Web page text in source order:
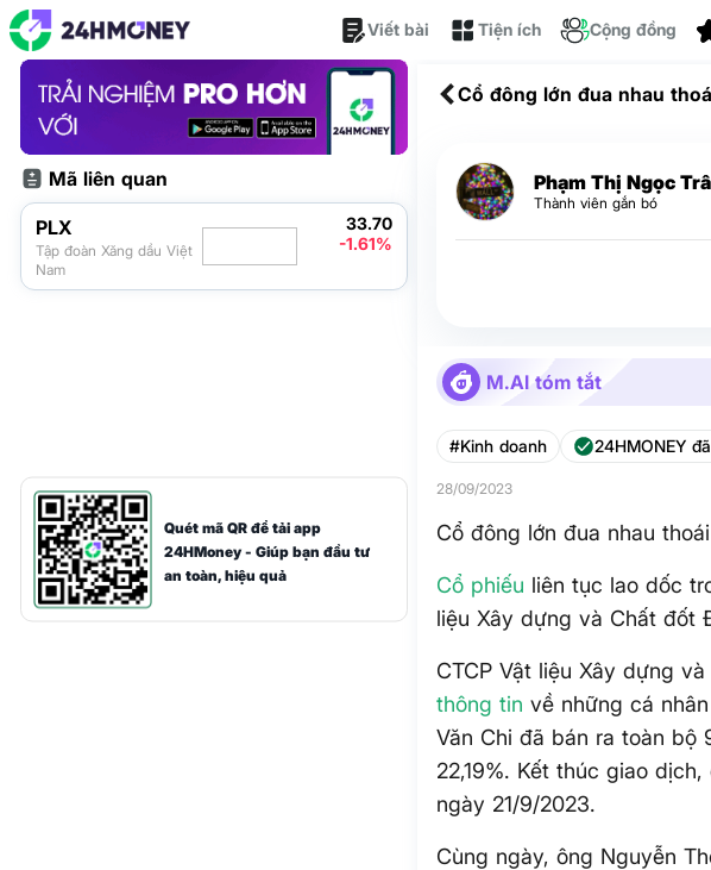
Viết bài Tiện ích Cộng đồng
Mã liên quan
PLX
Tập đoàn Xăng dầu Việt
Nam
33.70
-1.61%
Quét mã QR để tải app
24HMoney - Giúp bạn đầu tư
an toàn, hiệu quả
Cổ đông lớn đua nhau
Phạm Thị Ngọc
Thành viên gắn bó
M.AI tóm tắt
#Kinh doanh 24HMONEY
28/09/2023
Cổ đông lớn đua nhau
Cổ phiếu liên tục lao dốc
liệu Xây dựng và Chất đốt
CTCP Vật liệu Xây dựng
thông tin về những cá
Văn Chi đã bán ra toàn bộ
22,19%. Kết thúc giao
ngày 21/9/2023.
Cùng ngày, ông Nguyễn